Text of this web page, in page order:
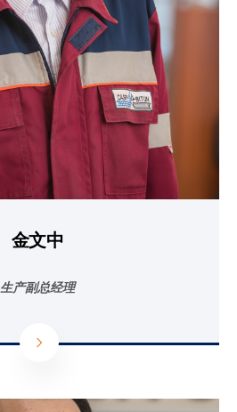
金文中
生产副总经理